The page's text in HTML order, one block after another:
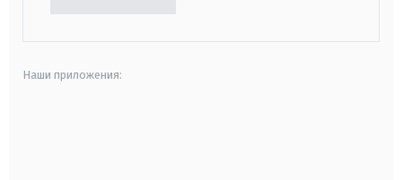
Наши приложения: